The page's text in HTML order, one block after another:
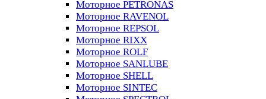
Моторное PETRONAS
Моторное RAVENOL
Моторное REPSOL
Моторное RIXX
Моторное ROLF
Моторное SANLUBE
Моторное SHELL
Моторное SINTEC